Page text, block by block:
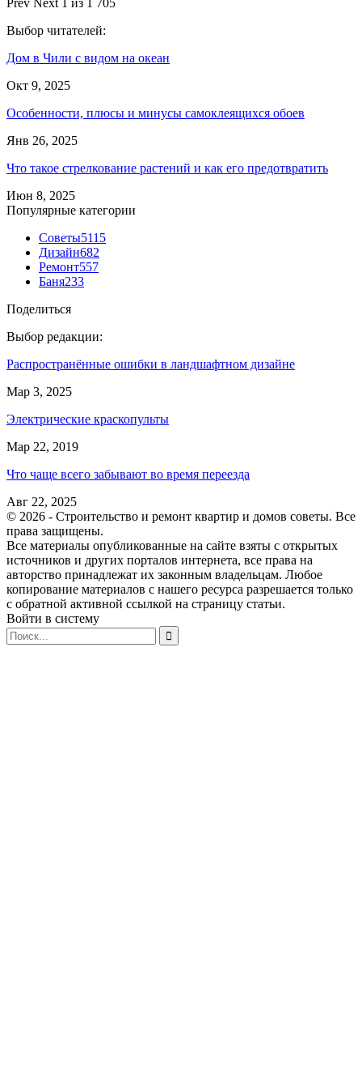
Выбор читателей:
Дом в Чили с видом на океан
Окт 9, 2025
Особенности, плюсы и минусы самоклеящихся обоев
Янв 26, 2025
Что такое стрелкование растений и как его предотвратить
Июн 8, 2025
Популярные категории
Советы5115
Дизайн682
Ремонт557
Баня233
Поделиться
Выбор редакции:
Распространённые ошибки в ландшафтном дизайне
Мар 3, 2025
Электрические краскопульты
Мар 22, 2019
Что чаще всего забывают во время переезда
Авг 22, 2025
© 2026 - Строительство и ремонт квартир и домов советы. Все
права защищены.
Все материалы опубликованные на сайте взяты с открытых
источников и других порталов интернета, все права на
авторство принадлежат их законным владельцам. Любое
копирование материалов с нашего ресурса разрешается только
с обратной активной ссылкой на страницу статьи.
Войти в систему